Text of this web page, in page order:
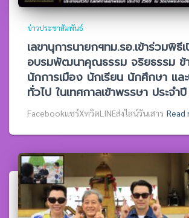
ข่าวประชาสัมพันธ์
เลขานุการนายกฯทม.รอ.เข้าร่วมพิธี
อบรมพัฒนาคุณธรรม จริยธรรม ข้
นักการเมือง นักเรียน นักศึกษา แล
ทั่วไป ในเทศกาลเข้าพรรษา ประจำ
Facebookแชร์XทวิตLINEส่งไลน์วันเสาร Read